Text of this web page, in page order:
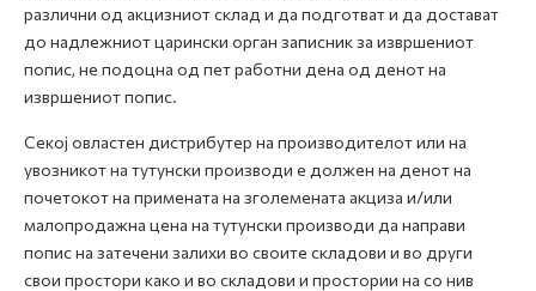
различни од акцизниот склад и да подготват и да достават
до надлежниот царински орган записник за извршениот
попис, не подоцна од пет работни дена од денот на
извршениот попис.
Секој овластен дистрибутер на производителот или на
увозникот на тутунски производи е должен на денот на
почетокот на примената на зголемената акциза и/или
малопродажна цена на тутунски производи да направи
попис на затечени залихи во своите складови и во други
свои простори како и во складови и простории на со нив